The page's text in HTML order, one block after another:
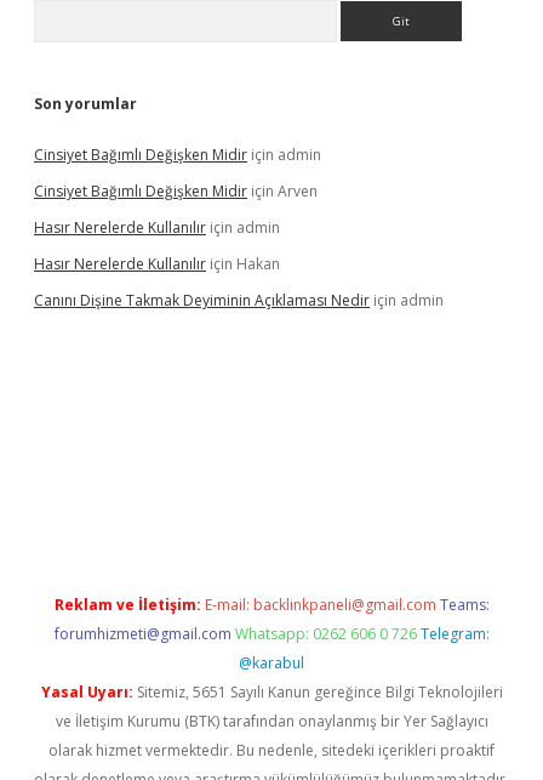
Son yorumlar
Cinsiyet Bağımlı Değişken Midir için admin
Cinsiyet Bağımlı Değişken Midir için Arven
Hasır Nerelerde Kullanılır için admin
Hasır Nerelerde Kullanılır için Hakan
Canını Dişine Takmak Deyiminin Açıklaması Nedir için admin
Reklam ve İletişim: E-mail: backlinkpaneli@gmail.com Teams:
forumhizmeti@gmail.com Whatsapp: 0262 606 0 726 Telegram:
@karabul
Yasal Uyarı: Sitemiz, 5651 Sayılı Kanun gereğince Bilgi Teknolojileri
ve İletişim Kurumu (BTK) tarafından onaylanmış bir Yer Sağlayıcı
olarak hizmet vermektedir. Bu nedenle, sitedeki içerikleri proaktif